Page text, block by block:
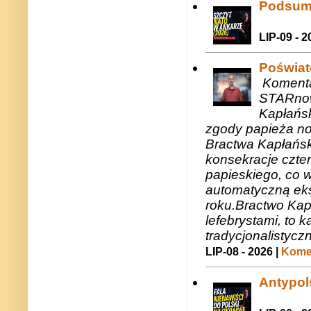
LIP-09 -
zgody papieża
Bractwa
konsekracje
papieskiego, co
automatyczną
roku.Bractwo
lefebrystami, to
LIP-08 - 2026 |